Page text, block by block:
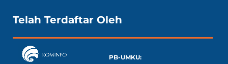
Telah Terdaftar Oleh
PB-UMKU: